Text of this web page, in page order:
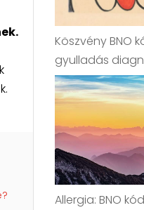
Köszvény BNO
gyulladás
Allergia: BNO